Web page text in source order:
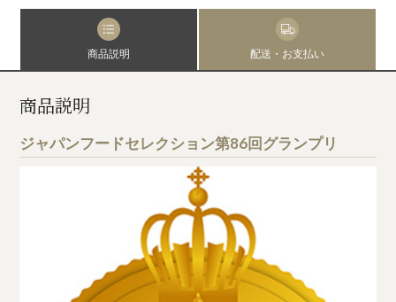
商品説明 配送・お支払い
商品説明
ジャパンフードセレクション第86回グランプリ